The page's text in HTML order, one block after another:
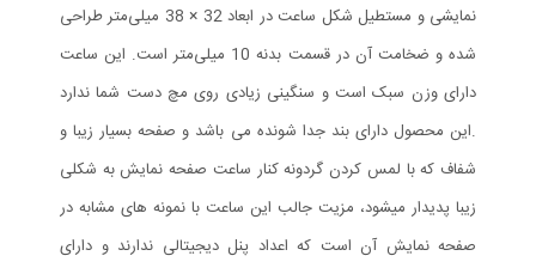
نمایشی و مستطیل شکل ساعت در ابعاد 32 × 38 میلی‌متر طراحی
شده و ضخامت آن در قسمت بدنه 10 میلی‌متر است. این ساعت
دارای وزن سبک است و سنگینی زیادی روی مچ دست شما ندارد
.این محصول دارای بند جدا شونده می باشد و صفحه بسیار زیبا و
شفاف که با لمس کردن گردونه کنار ساعت صفحه نمایش به شکلی
زیبا پدیدار میشود، مزیت جالب این ساعت با نمونه های مشابه در
صفحه نمایش آن است که اعداد پنل دیجیتالی ندارند و دارای